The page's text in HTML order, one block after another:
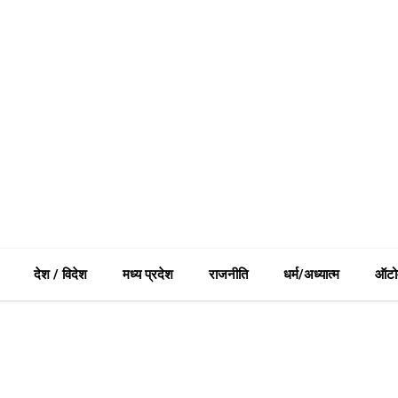
देश / विदेश मध्य प्रदेश राजनीति धर्म/अध्यात्म